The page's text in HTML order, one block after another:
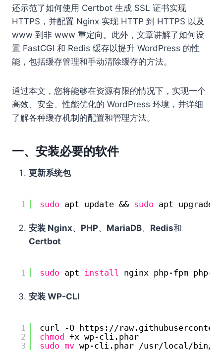
还示范了如何使用 Certbot 生成 SSL 证书实现
HTTPS，并配置 Nginx 实现 HTTP 到 HTTPS 以及
www 到非 www 重定向。此外，文章讲解了如何设
置 FastCGI 和 Redis 缓存以提升 WordPress 的性
能，包括缓存管理和手动清除缓存的方法。
通过本文，您将能够在资源有限的情况下，实现一个
高效、安全、性能优化的 WordPress 环境，并详细
了解各种缓存机制的配置和管理方法。
一、安装必要的软件
更新系统包
1 sudo apt update && sudo apt upgrade
安装 Nginx、 PHP、 MariaDB、 Redis和
Certbot
1 sudo apt install nginx php-fpm php-
安装 WP-CLI
1
2
3
curl -O https: //raw
chmod +x wp-cli.phar
sudo mv wp-cli.phar /usr/local/bin/